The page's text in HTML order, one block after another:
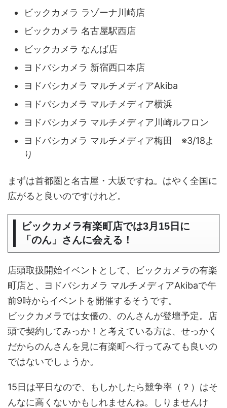
ビックカメラ ラゾーナ川崎店
ビックカメラ 名古屋駅西店
ビックカメラ なんば店
ヨドバシカメラ 新宿西口本店
ヨドバシカメラ マルチメディアAkiba
ヨドバシカメラ マルチメディア横浜
ヨドバシカメラ マルチメディア川崎ルフロン
ヨドバシカメラ マルチメディア梅田 ※3/18よ
り
まずは首都圏と名古屋・大坂ですね。はやく全国に
広がると良いのですけれど。
ビックカメラ有楽町店では3月15日に
「のん」さんに会える！
店頭取扱開始イベントとして、ビックカメラの有楽
町店と、ヨドバシカメラ マルチメディアAkibaで午
前9時からイベントを開催するそうです。
ビックカメラでは女優の、のんさんが登壇予定。店
頭で契約してみっか！と考えている方は、せっかく
だからのんさんを見に有楽町へ行ってみても良いの
ではないでしょうか。
15日は平日なので、もしかしたら競争率（？）はそ
んなに高くないかもしれませんね。しりませんけ